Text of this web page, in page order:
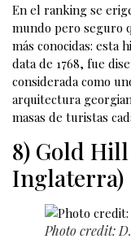
En el ranking se
mundo pero seguro
más conocidas: esta
data de 1768, fue
considerada como
arquitectura
masas de turistas
8) Gold
Inglaterra)
Photo credit: